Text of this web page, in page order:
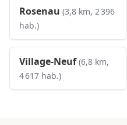
Rosenau (3,8 km, 2 396
hab.)
Village-Neuf(6,8 km,
4 617 hab.)